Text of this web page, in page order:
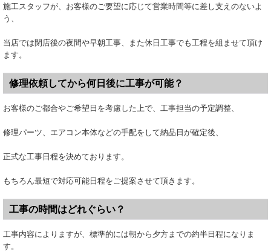
施工スタッフが、お客様のご要望に応じて営業時間等に差し支えのないよ
う、
当店では閉店後の夜間や早朝工事、また休日工事でも工程を組ませて頂け
ます。
修理依頼してから何日後に工事が可能？
お客様のご都合やご希望日を考慮した上で、工事担当の予定調整、
修理パーツ、エアコン本体などの手配をして納品日が確定後、
正式な工事日程を決めております。
もちろん最短で対応可能日程をご提案させて頂きます。
工事の時間はどれぐらい？
工事内容によりますが、標準的には朝から夕方までの約半日程になりま
す。